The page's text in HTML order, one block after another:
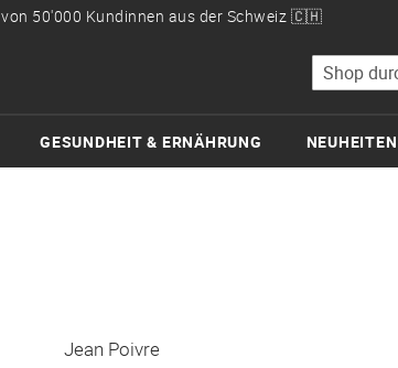
von 50'000 Kundinnen aus der Schweiz 🇨🇭
Suche
GESUNDHEIT & ERNÄHRUNG NEUHEITEN
Jean Poivre